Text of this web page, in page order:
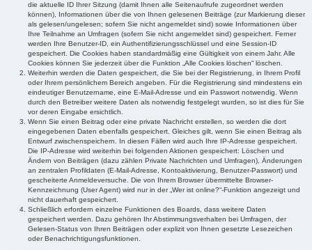
die aktuelle ID Ihrer Sitzung (damit Ihnen alle Seitenaufrufe zugeordnet werden
können), Informationen über die von Ihnen gelesenen Beiträge (zur Markierung dieser
als gelesen/ungelesen; sofern Sie nicht angemeldet sind) sowie Informationen über
Ihre Teilnahme an Umfragen (sofern Sie nicht angemeldet sind) gespeichert. Ferner
werden Ihre Benutzer-ID, ein Authentifizierungsschlüssel und eine Session-ID
gespeichert. Die Cookies haben standardmäßig eine Gültigkeit von einem Jahr. Alle
Cookies können Sie jederzeit über die Funktion „Alle Cookies löschen“ löschen.
Weiterhin werden die Daten gespeichert, die Sie bei der Registrierung, in Ihrem Profil
oder Ihrem persönlichem Bereich angeben. Für die Registrierung sind mindestens ein
eindeutiger Benutzername, eine E-Mail-Adresse und ein Passwort notwendig. Wenn
durch den Betreiber weitere Daten als notwendig festgelegt wurden, so ist dies für Sie
vor deren Eingabe ersichtlich.
Wenn Sie einen Beitrag oder eine private Nachricht erstellen, so werden die dort
eingegebenen Daten ebenfalls gespeichert. Gleiches gilt, wenn Sie einen Beitrag als
Entwurf zwischenspeichern. In diesen Fällen wird auch Ihre IP-Adresse gespeichert.
Die IP-Adresse wird weiterhin bei folgenden Aktionen gespeichert: Löschen und
Ändern von Beiträgen (dazu zählen Private Nachrichten und Umfragen), Änderungen
an zentralen Profildaten (E-Mail-Adresse, Kontoaktivierung, Benutzer-Passwort) und
gescheiterte Anmeldeversuche. Die von Ihrem Browser übermittelte Browser-
Kennzeichnung (User Agent) wird nur in der „Wer ist online?“-Funktion angezeigt und
nicht dauerhaft gespeichert.
Schließlich erfordern einzelne Funktionen des Boards, dass weitere Daten
gespeichert werden. Dazu gehören Ihr Abstimmungsverhalten bei Umfragen, der
Gelesen-Status von Ihren Beiträgen oder explizit von Ihnen gesetzte Lesezeichen
oder Benachrichtigungsfunktionen.